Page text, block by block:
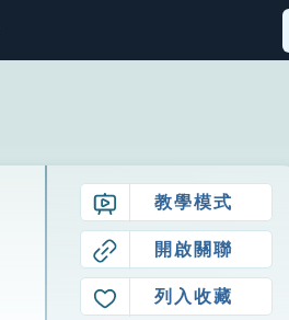
教學模式
開啟關聯
列入收藏